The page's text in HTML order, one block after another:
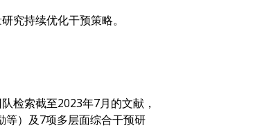
究持续优化干预策略。
检索截至2023年7月的文献，
等）及7项多层面综合干预研